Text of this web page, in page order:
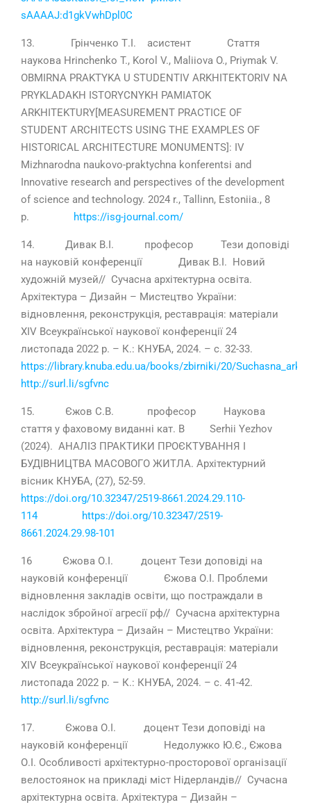
sAAAAJ:d1gkVwhDpl0C
13. Грінченко Т.І. асистент Стаття
наукова Hrinchenko T., Korol V., Maliiova O., Priymak V.
OBMIRNA PRAKTYKA U STUDENTIV ARKHITEKTORIV NA
PRYKLADAKH ISTORYCNYKH PAMIATOK
ARKHITEKTURY[MEASUREMENT PRACTICE OF
STUDENT ARCHITECTS USING THE EXAMPLES OF
HISTORICAL ARCHITECTURE MONUMENTS]: IV
Mizhnarodna naukovo-praktychna konferentsi and
Innovative research and perspectives of the development
of science and technology. 2024 r., Tallinn, Estoniia., 8
р.
https://isg-journal.com/
14. Дивак В.І. професор Тези доповіді
на науковій конференції Дивак В.І. Новий
художній музей// Сучасна архітектурна освіта.
Архітектура – Дизайн – Мистецтво України:
відновлення, реконструкція, реставрація: матеріали
ХІV Всеукраїнської наукової конференції 24
листопада 2022 р. – К.: КНУБА, 2024. – с. 32-33.
https://library.knuba.edu.ua/books/zbirniki/20/
http://surl.li/sgfvnc
15. Єжов С.В. професор Наукова
стаття у фаховому виданні кат. В Serhii Yezhov
(2024). АНАЛІЗ ПРАКТИКИ ПРОЄКТУВАННЯ І
БУДІВНИЦТВА МАСОВОГО ЖИТЛА. Архітектурний
вісник КНУБА, (27), 52-59.
https://doi.org/10.32347/2519-8661.2024.29.110-
114
https://doi.org/10.32347/2519-
8661.2024.29.98-101
16 Єжова О.І. доцент Тези доповіді на
науковій конференції Єжова О.І. Проблеми
відновлення закладів освіти, що постраждали в
наслідок збройної агресії рф// Сучасна архітектурна
освіта. Архітектура – Дизайн – Мистецтво України:
відновлення, реконструкція, реставрація: матеріали
ХІV Всеукраїнської наукової конференції 24
листопада 2022 р. – К.: КНУБА, 2024. – с. 41-42.
http://surl.li/sgfvnc
17. Єжова О.І. доцент Тези доповіді на
науковій конференції Недолужко Ю.Є., Єжова
О.І. Особливості архітектурно-просторової організації
велостоянок на прикладі міст Нідерландів// Сучасна
архітектурна освіта. Архітектура – Дизайн –